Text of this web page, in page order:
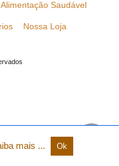
Saudável
Nossa Loja
mais ... Ok